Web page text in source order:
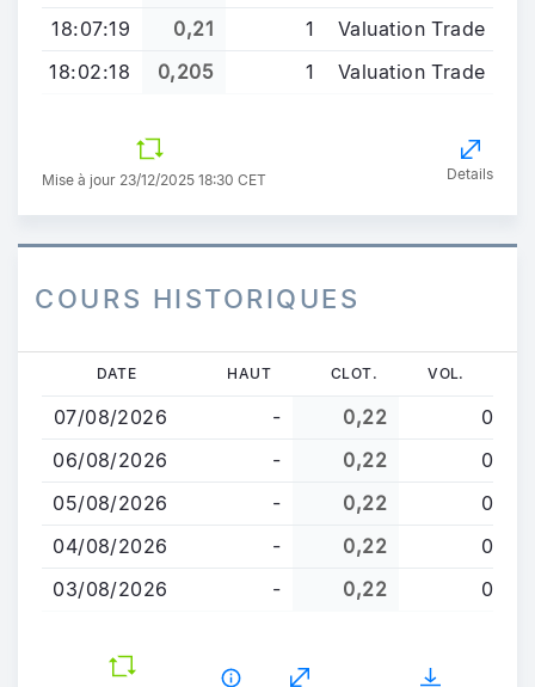
18:07:19
0,21 1
Valuation Trade
18:02:18
0,205 1 Valuation Trade
Mise à jour 23/12/2025 18:30 CET Details
COURS HISTORIQUES
contenu
principal
DATE HAUT CLOT. VOL.
07/08/2026 - 0,22
0
06/08/2026
- 0,22
0
05/08/2026
- 0,22
0
04/08/2026
- 0,22
0
03/08/2026
- 0,22 0